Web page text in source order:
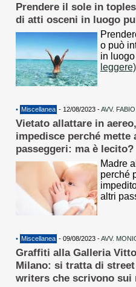
Prendere il sole in
di atti osceni in luogo
o può
in
leggere)
• Miscellanea - 12/08/2023 -AVV.
Vietato allattare in
impedisce perché
passeggeri: ma è lecito?
Madre
perché
altri
• Miscellanea - 09/08/2023 -AVV.
Graffiti alla Galleria
Milano: si tratta di
writers che scrivono sui